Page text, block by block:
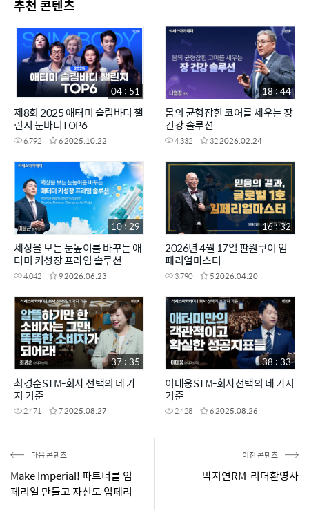
추천 콘텐츠
제8회 2025 애터미 슬림바디 챌
린지 눈바디TOP6
6,792 62025.10.22
04 : 51
몸의 균형잡힌 코어를 세우는 장
건강 솔루션
4,332 322026.02.24
18 : 44
세상을 보는 눈높이를 바꾸는 애
터미 키성장 프라임 솔루션
4,042 92026.06.23
10 : 29
2026년 4월 17일 판원쿠이 임
페리얼마스터
3,790 52026.04.20
16 : 32
최경순STM-회사 선택의 네 가
지 기준
2,471 72025.08.27
37 : 35
이대웅STM-회사선택의 네 가지
기준
2,428 62025.08.26
38 : 33
다음 콘텐츠
Make Imperial! 파트너를 임
페리얼 만들고 자신도 임페리
이전 콘텐츠
박지연RM-리더환영사